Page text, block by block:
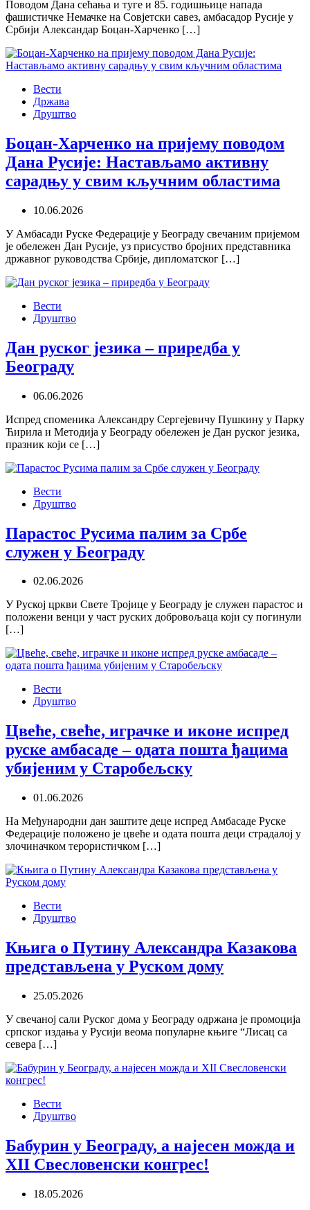
Поводом Дана сећања и туге и 85. годишњице напада
фашистичке Немачке на Совјетски савез, амбасадор Русије у
Србији Александар Боцан-Харченко […]
Вести
Држава
Друштво
Боцан-Харченко на пријему поводом
Дана Русије: Настављамо активну
сарадњу у свим кључним областима
10.06.2026
У Амбасади Руске Федерације у Београду свечаним пријемом
је обележен Дан Русије, уз присуство бројних представника
државног руководства Србије, дипломатског […]
Вести
Друштво
Дан руског језика – приредба у
Београду
06.06.2026
Испред споменика Александру Сергејевичу Пушкину у Парку
Ћирила и Методија у Београду обележен је Дан руског језика,
празник који се […]
Вести
Друштво
Парастос Русима палим за Србе
служен у Београду
02.06.2026
У Руској цркви Свете Тројице у Београду је служен парастос и
положени венци у част руских добровољаца који су погинули
[…]
Вести
Друштво
Цвеће, свеће, играчке и иконе испред
руске амбасаде – одата пошта ђацима
убијеним у Старобељску
01.06.2026
На Међународни дан заштите деце испред Амбасаде Руске
Федерације положено је цвеће и одата пошта деци страдалој у
злочиначком терористичком […]
Вести
Друштво
Књига о Путину Александра Казакова
представљена у Руском дому
25.05.2026
У свечаној сали Руског дома у Београду одржана је промоција
српског издања у Русији веома популарне књиге “Лисац са
севера […]
Вести
Друштво
Бабурин у Београду, а најесен можда и
XII Свесловенски конгрес!
18.05.2026